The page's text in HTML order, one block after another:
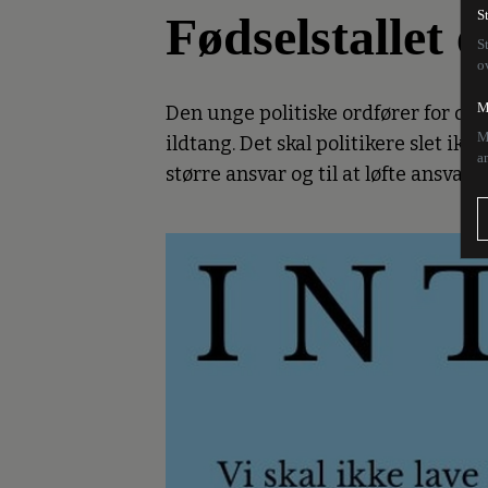
Fødselstallet
Den unge politiske ordfører for
ildtang. Det skal politikere slet
større ansvar og til at løfte